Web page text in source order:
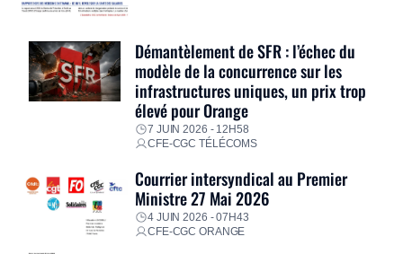
Démantèlement de SFR : l’échec du
modèle de la concurrence sur les
infrastructures uniques, un prix trop
élevé pour Orange
7 JUIN 2026 - 12H58
CFE-CGC TÉLÉCOMS
Courrier intersyndical au Premier
Ministre 27 Mai 2026
4 JUIN 2026 - 07H43
CFE-CGC ORANGE